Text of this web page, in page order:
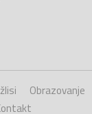
Obrazovanje